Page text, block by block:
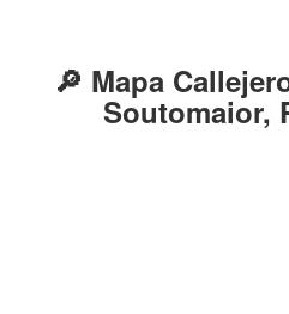
🔎 Mapa
Soutomaior,